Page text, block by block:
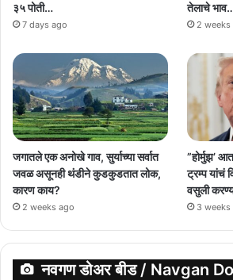
३५ पोती…
7 days ago
तेलाचे
2 weeks
जगातले एक अनोखे गाव, सुर्याच्या सर्वात
जवळ असूनही थंडीने कुडकुडतात लोक,
कारण काय?
2 weeks ago
”होर्मुझ’
ट्रम्प यांचं
वसुली
3 weeks
नवगण डोअर बीड / Navgan